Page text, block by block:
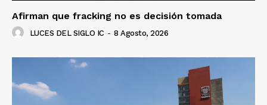
Afirman que fracking no es decisión tomada
LUCES DEL SIGLO IC - 8 Agosto, 2026